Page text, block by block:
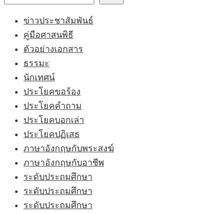
ข่าวประชาสัมพันธ์
คู่มือศาสนพิธี
ตัวอย่างเอกสาร
ธรรมะ
นักเทศน์
ประโยคขอร้อง
ประโยคคำถาม
ประโยคบอกเล่า
ประโยคปฏิเสธ
ภาษาอังกฤษกับพระสงฆ์
ภาษาอังกฤษกับอาชีพ
ระดับประถมศึกษา
ระดับประถมศึกษา
ระดับประถมศึกษา